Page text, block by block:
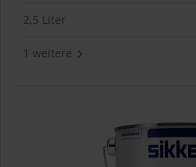
2,5 Liter
1 weitere